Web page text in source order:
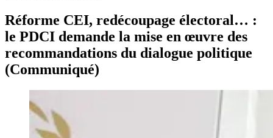
Réforme CEI, redécoupage électoral… :
le PDCI demande la mise en œuvre des
recommandations du dialogue politique
(Communiqué)